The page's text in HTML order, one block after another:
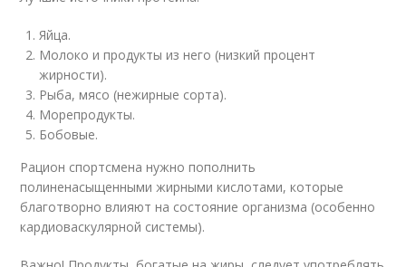
Яйца.
Молоко и продукты из него (низкий процент
жирности).
Рыба, мясо (нежирные сорта).
Морепродукты.
Бобовые.
Рацион спортсмена нужно пополнить
полиненасыщенными жирными кислотами, которые
благотворно влияют на состояние организма (особенно
кардиоваскулярной системы).